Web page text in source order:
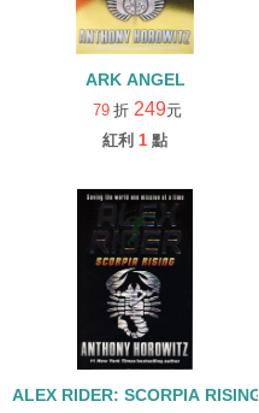
ARK ANGEL
79 折 249元
紅利 1 點
ALEX RIDER: SCORPIA RISING